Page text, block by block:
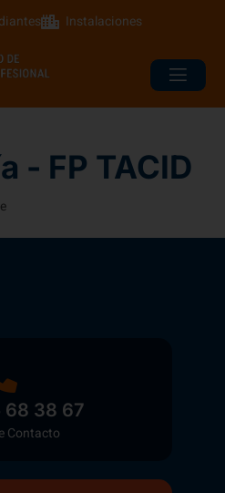
Instalaciones
- FP TACID
68 38 67
Contacto